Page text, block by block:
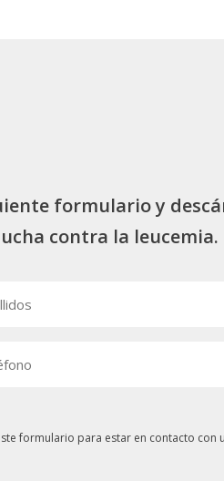
formulario y
contra la leucemia.
formulario para estar en contacto con